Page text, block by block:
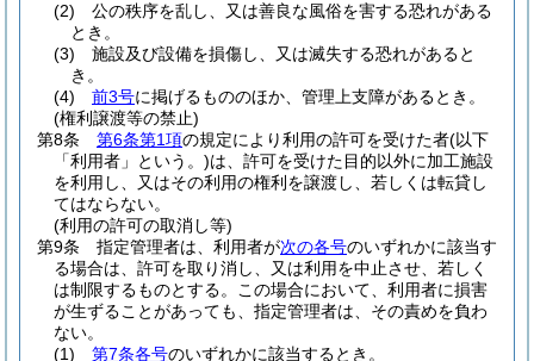
(2)
公の秩序を乱し、又は善良な風俗を害する恐れがある
とき。
(3)
施設及び設備を損傷し、又は滅失する恐れがあると
き。
(4)
前3号に掲げるもののほか、管理上支障があるとき。
(権利譲渡等の禁止)
第8条
第6条第1項の規定により利用の許可を受けた者(以下
「利用者」という。)は、許可を受けた目的以外に加工施設
を利用し、又はその利用の権利を譲渡し、若しくは転貸し
てはならない。
(利用の許可の取消し等)
第9条
指定管理者は、利用者が次の各号のいずれかに該当す
る場合は、許可を取り消し、又は利用を中止させ、若しく
は制限するものとする。
この場合において、利用者に損害
が生ずることがあっても、指定管理者は、その責めを負わ
ない。
(1)
第7条各号のいずれかに該当するとき。